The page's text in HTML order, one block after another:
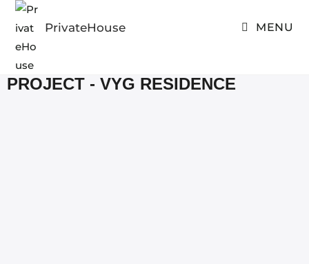
PrivateHouse MENU
PROJECT - VYG RESIDENCE